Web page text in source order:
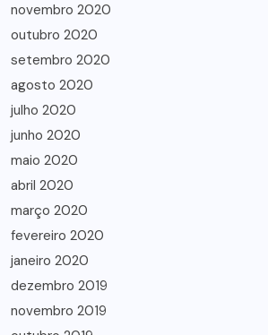
novembro 2020
outubro 2020
setembro 2020
agosto 2020
julho 2020
junho 2020
maio 2020
abril 2020
março 2020
fevereiro 2020
janeiro 2020
dezembro 2019
novembro 2019